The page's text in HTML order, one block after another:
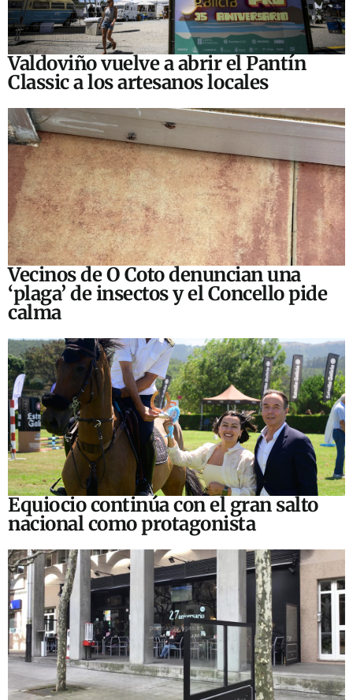
Valdoviño vuelve a abrir el Pantín
Classic a los artesanos locales
Vecinos de O Coto denuncian una
‘plaga’ de insectos y el Concello pide
calma
Equiocio continúa con el gran salto
nacional como protagonista